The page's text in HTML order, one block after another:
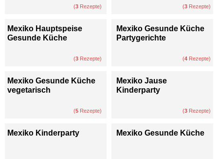
(3 Rezepte) (3 Rezepte)
Mexiko Hauptspeise
Gesunde Küche
(3 Rezepte)
Mexiko Gesunde Küche
Partygerichte
(4 Rezepte)
Mexiko Gesunde Küche
vegetarisch
(5 Rezepte)
Mexiko Jause
Kinderparty
(3 Rezepte)
Mexiko Kinderparty Mexiko Gesunde Küche